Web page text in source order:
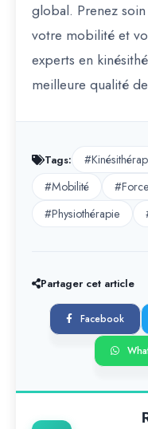
global. Prenez
votre mobilité et
experts en
meilleure qualité
Tags:
#Mobilité
#Physiothérapie
Partager cet article
Facebook